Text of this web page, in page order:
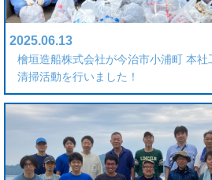
2025.06.13
檜垣造船株式会社が今治市小浦町 本
清掃活動を行いました！